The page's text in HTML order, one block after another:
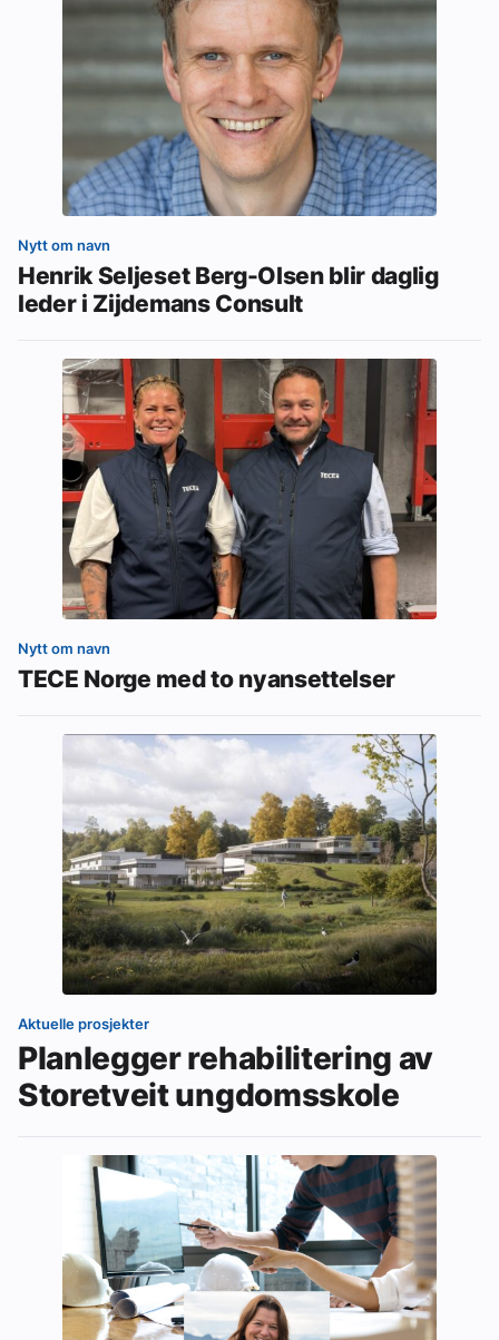
Nytt om navn
Henrik Seljeset Berg-Olsen blir daglig
leder i Zijdemans Consult
Nytt om navn
TECE Norge med to nyansettelser
Aktuelle prosjekter
Planlegger rehabilitering av
Storetveit ungdomsskole